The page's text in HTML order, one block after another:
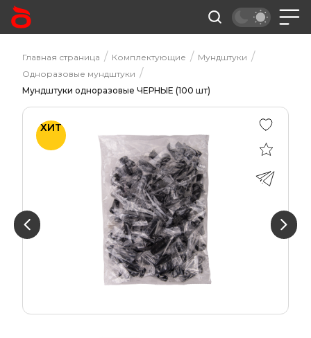
Главная страница / Комплектующие / Мундштуки /
Одноразовые мундштуки /
Мундштуки одноразовые ЧЕРНЫЕ (100 шт)
ХИТ